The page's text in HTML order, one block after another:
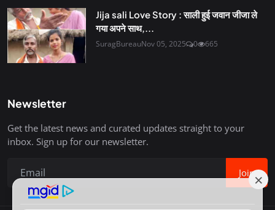
Jija sali Love Story : साली हुई जवान जीजा ले
गया अपने साथ,...
SuragBureauNov 05, 2025 0 665
Newsletter
Get the latest news and curated updates straight to your
inbox. Sign up for our newsletter.
Join